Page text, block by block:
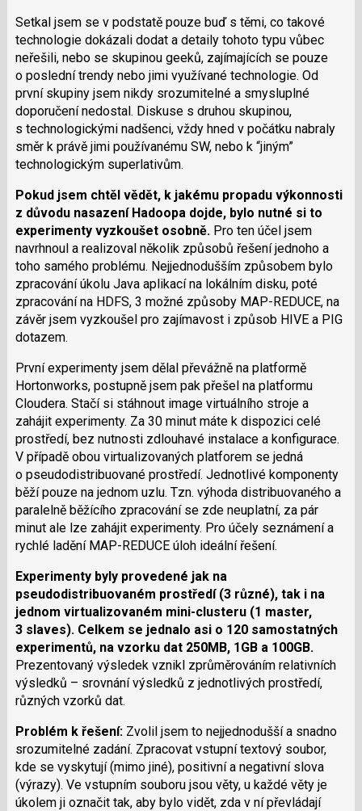
Setkal jsem se v podstatě pouze buď s těmi, co takové
technologie dokázali dodat a detaily tohoto typu vůbec
neřešili, nebo se skupinou geeků, zajímajících se pouze
o poslední trendy nebo jimi využívané technologie. Od
první skupiny jsem nikdy srozumitelné a smysluplné
doporučení nedostal. Diskuse s druhou skupinou,
s technologickými nadšenci, vždy hned v počátku nabraly
směr k právě jimi používanému SW, nebo k “jiným”
technologickým superlativům.
Pokud jsem chtěl vědět, k jakému propadu výkonnosti
z důvodu nasazení Hadoopa dojde, bylo nutné si to
experimenty vyzkoušet osobně. Pro ten účel jsem
navrhnoul a realizoval několik způsobů řešení jednoho a
toho samého problému. Nejjednodušším způsobem bylo
zpracování úkolu Java aplikací na lokálním disku, poté
zpracování na HDFS, 3 možné způsoby MAP-REDUCE, na
závěr jsem vyzkoušel pro zajímavost i způsob HIVE a PIG
dotazem.
První experimenty jsem dělal převážně na platformě
Hortonworks, postupně jsem pak přešel na platformu
Cloudera. Stačí si stáhnout image virtuálního stroje a
zahájit experimenty. Za 30 minut máte k dispozici celé
prostředí, bez nutnosti zdlouhavé instalace a konfigurace.
V případě obou virtualizovaných platforem se jedná
o pseudodistribuované prostředí. Jednotlivé komponenty
běží pouze na jednom uzlu. Tzn. výhoda distribuovaného a
paralelně běžícího zpracování se zde neuplatní, za pár
minut ale lze zahájit experimenty. Pro účely seznámení a
rychlé ladění MAP-REDUCE úloh ideální řešení.
Experimenty byly provedené jak na
pseudodistribuovaném prostředí (3 různé), tak i na
jednom virtualizovaném mini-clusteru (1 master,
3 slaves). Celkem se jednalo asi o 120 samostatných
experimentů, na vzorku dat 250MB, 1GB a 100GB.
Prezentovaný výsledek vznikl zprůměrováním relativních
výsledků – srovnání výsledků z jednotlivých prostředí,
různých vzorků dat.
Problém k řešení:Zvolil jsem to nejjednodušší a snadno
srozumitelné zadání. Zpracovat vstupní textový soubor,
kde se vyskytují (mimo jiné), positivní a negativní slova
(výrazy). Ve vstupním souboru jsou věty, u každé věty je
úkolem ji označit tak, aby bylo vidět, zda v ní převládají